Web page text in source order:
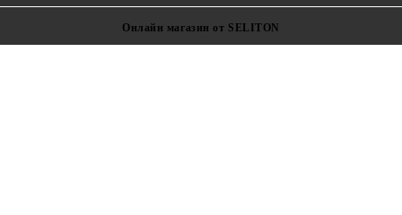
Онлайн магазин от SELITON